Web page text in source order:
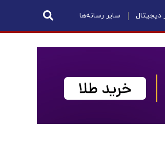
دیجیتال سایر رسانه‌ها